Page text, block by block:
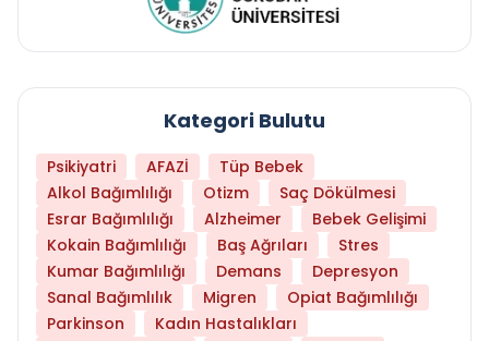
Kategori Bulutu
Psikiyatri AFAZİ
Tüp Bebek
Alkol Bağımlılığı
Otizm
Saç Dökülmesi
Esrar Bağımlılığı
Alzheimer
Bebek Gelişimi
Kokain Bağımlılığı
Baş Ağrıları
Stres
Kumar Bağımlılığı
Demans
Depresyon
Sanal Bağımlılık
Migren
Opiat Bağımlılığı
Parkinson
Kadın Hastalıkları